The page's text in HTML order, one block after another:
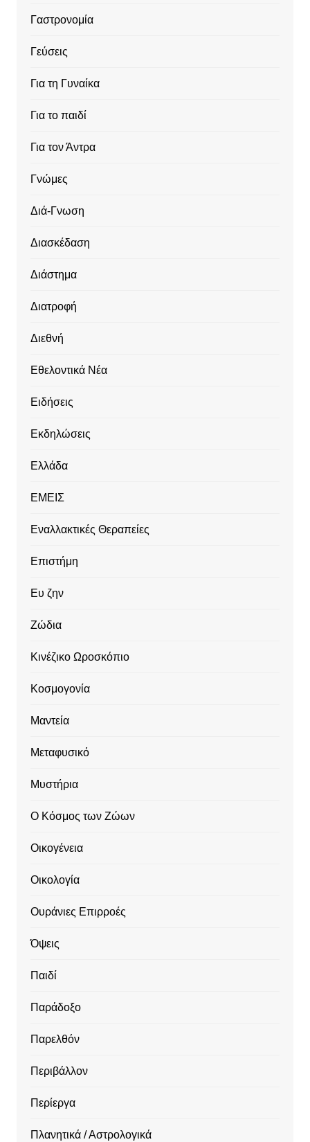
Γαστρονομία
Γεύσεις
Για τη Γυναίκα
Για το παιδί
Για τον Άντρα
Γνώμες
Διά-Γνωση
Διασκέδαση
Διάστημα
Διατροφή
Διεθνή
Εθελοντικά Νέα
Ειδήσεις
Εκδηλώσεις
Ελλάδα
ΕΜΕΙΣ
Εναλλακτικές Θεραπείες
Επιστήμη
Ευ ζην
Ζώδια
Κινέζικο Ωροσκόπιο
Κοσμογονία
Μαντεία
Μεταφυσικό
Μυστήρια
Ο Κόσμος των Ζώων
Οικογένεια
Οικολογία
Ουράνιες Επιρροές
Όψεις
Παιδί
Παράδοξο
Παρελθόν
Περιβάλλον
Περίεργα
Πλανητικά / Αστρολογικά